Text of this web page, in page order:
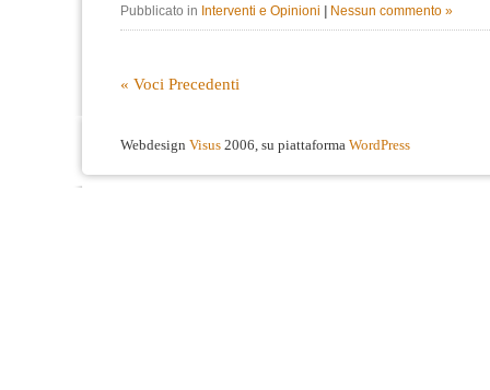
Pubblicato in Interventi e Opinioni Nessun commento »
« Voci Precedenti
Webdesign Visus 2006, su piattaforma WordPress